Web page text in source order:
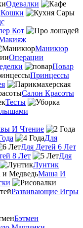
Одевалки
Кошки
Кот
Маникюр
Операции
Повар
Принцессы
Салон Красоты
Тесты
И Чтение
Для
Для Детей 6 Лет
8 Лет
Для
Лунтик
Маша И
Развивающие Игры
Бэтмен